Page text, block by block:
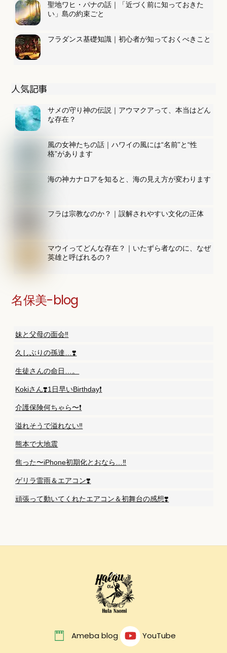
聖地ワヒ・パナの話｜「近づく前に知っておきた
い」島の約束ごと
フラダンス基礎知識｜初心者が知っておくべきこと
人気記事
サメの守り神の伝説｜アウマクアって、本当はどん
な存在？
風の女神たちの話｜ハワイの風には“名前”と“性
格”があります
海の神カナロアを知ると、海の見え方が変わります
フラは宗教なのか？｜誤解されやすい文化の正体
マウイってどんな存在？｜いたずら者なのに、なぜ
英雄と呼ばれるの？
名保美-blog
妹と父母の面会‼️
久しぶりの孫達…❣️
生徒さんの命日…。
Kokiさん❣️1日早いBirthday❗️
介護保険何ちゃら〜❗️
溢れそうで溢れない‼️
熊本で大地震
焦った〜iPhone初期化とおなら…‼️
ゲリラ雷雨＆エアコン❣️
頑張って動いてくれたエアコン＆初舞台の感想❣️
Back
To
Top
Ameba blog YouTube